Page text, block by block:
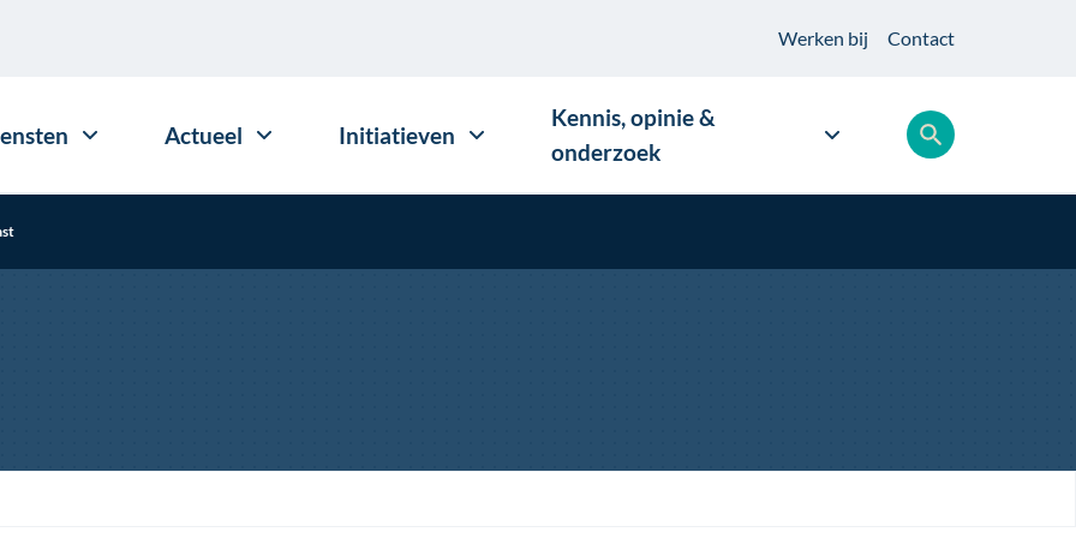
Werken bij Contact
Actueel Initiatieven
Kennis, opinie &
onderzoek